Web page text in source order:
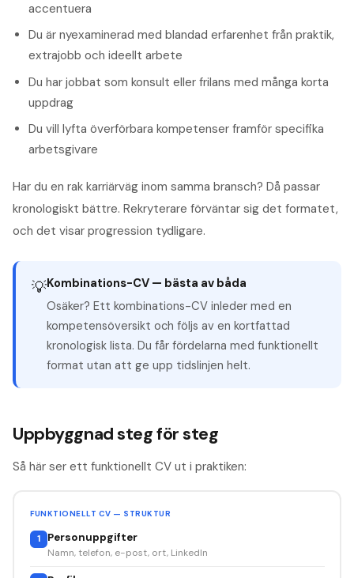
accentuera
Du är nyexaminerad med blandad erfarenhet från praktik,
extrajobb och ideellt arbete
Du har jobbat som konsult eller frilans med många korta
uppdrag
Du vill lyfta överförbara kompetenser framför specifika
arbetsgivare
Har du en rak karriärväg inom samma bransch? Då passar
kronologiskt bättre. Rekryterare förväntar sig det formatet,
och det visar progression tydligare.
💡Kombinations-CV — bästa av båda
Osäker? Ett kombinations-CV inleder med en
kompetensöversikt och följs av en kortfattad
kronologisk lista. Du får fördelarna med funktionellt
format utan att ge upp tidslinjen helt.
Uppbyggnad steg för steg
Så här ser ett funktionellt CV ut i praktiken:
FUNKTIONELLT CV — STRUKTUR
1 Personuppgifter
Namn, telefon, e-post, ort, LinkedIn